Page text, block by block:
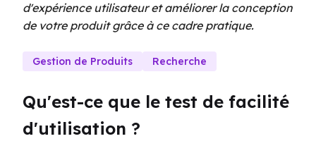
d'expérience utilisateur et améliorer la conception
de votre produit grâce à ce cadre pratique.
Gestion de Produits Recherche
Qu'est-ce que le test de facilité
d'utilisation ?